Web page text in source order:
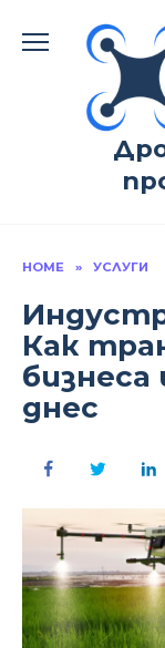
HOME » УСЛУГИ
Как
днес